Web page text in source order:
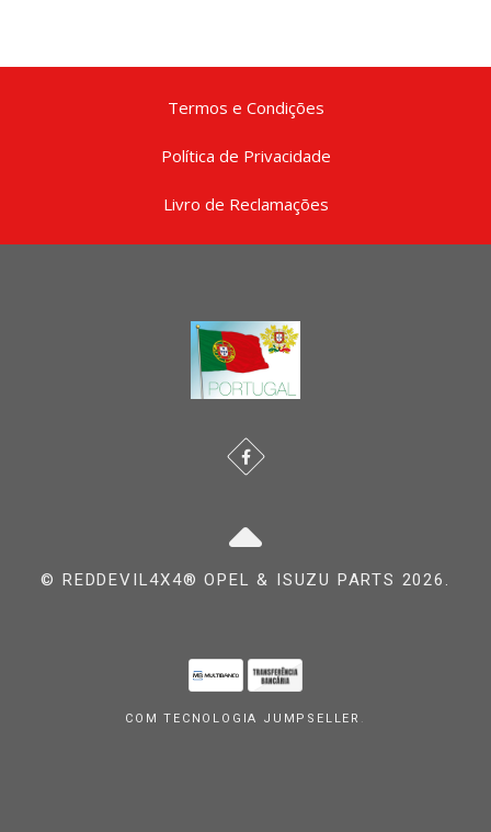
Termos e Condições
Política de Privacidade
Livro de Reclamações
© REDDEVIL4X4® OPEL & ISUZU PARTS 2026.
COM TECNOLOGIA JUMPSELLER .